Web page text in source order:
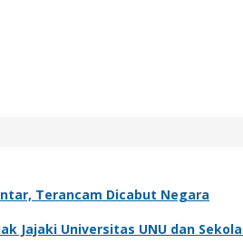
Terancam Dicabut Negara
Jajaki Universitas UNU dan